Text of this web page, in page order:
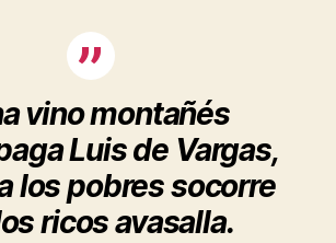
vino montañés
Luis de Vargas,
los pobres socorre
ricos avasalla.